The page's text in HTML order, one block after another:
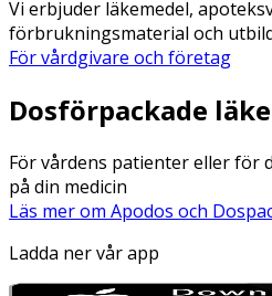
Vi erbjuder läkemedel,
förbrukningsmaterial och
För vårdgivare och företag
Dosförpackade
För vårdens patienter eller för
på din medicin
Läs mer om Apodos och
Ladda ner vår app